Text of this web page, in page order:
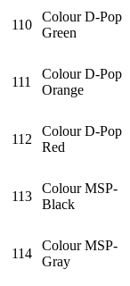
110
Colour D-Pop
Green
111
Colour D-Pop
Orange
112
Colour D-Pop
Red
113
Colour MSP-
Black
114
Colour MSP-
Gray